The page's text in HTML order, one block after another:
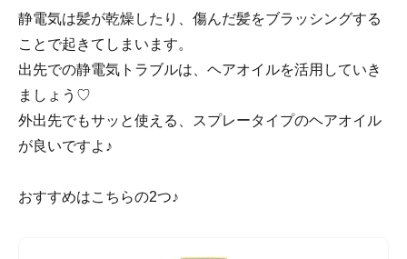
静電気は髪が乾燥したり、傷んだ髪をブラッシングする
ことで起きてしまいます。
出先での静電気トラブルは、ヘアオイルを活用していき
ましょう♡
外出先でもサッと使える、スプレータイプのヘアオイル
が良いですよ♪
おすすめはこちらの2つ♪